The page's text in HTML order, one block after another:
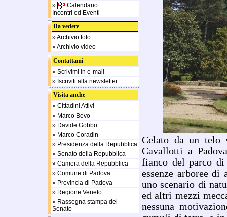
»
Calendario
Incontri ed Eventi
Da vedere
» Archivio foto
» Archivio video
Contattami
» Scrivimi in e-mail
» Iscriviti alla newsletter
Visita anche
» Cittadini Attivi
» Marco Bovo
» Davide Gobbo
» Marco Coradin
» Presidenza della Repubblica
» Senato della Repubblica
» Camera della Repubblica
» Comune di Padova
» Provincia di Padova
» Regione Veneto
» Rassegna stampa del
Senato
Celato da un telo
Cavallotti a
fianco del parco
essenze arboree
uno scenario di
ed altri mezzi
nessuna